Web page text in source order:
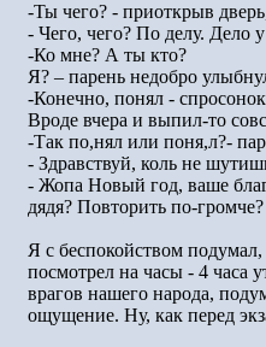
-Ты чего? - приоткрыв
- Чего, чего? По делу. Дело
-Ко мне? А ты кто?
Я? – парень недобро
-Конечно, понял -
Вроде вчера и выпил-то
-Так по,нял или поня,л?-
- Здравствуй, коль не
- Жопа Новый год, ваше
дядя? Повторить по-громче?
Я с беспокойством подумал,
посмотрел на часы - 4 часа
врагов нашего народа,
ощущение. Ну, как перед